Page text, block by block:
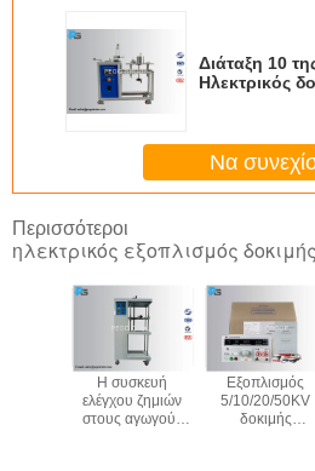
Διάταξη 10
Ηλεκτρικός
και ροπής
Να
Περισσότεροι
ηλεκτρικός εξοπλισμός
Η συσκευή
ελέγχου ζημιών
στους αγωγούς
Εξοπλισμός
5/10/20/50KV
δοκιμής